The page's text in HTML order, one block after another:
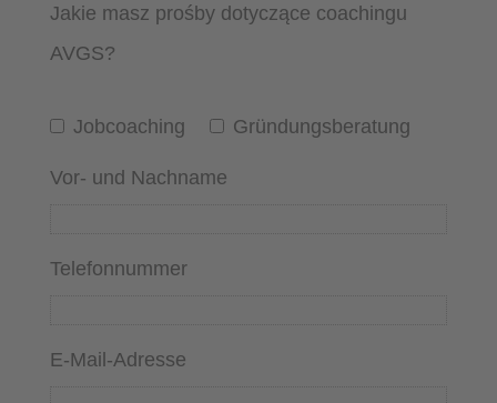
Jakie masz prośby dotyczące coachingu
AVGS?
Jobcoaching Gründungsberatung
Vor- und Nachname
Telefonnummer
E-Mail-Adresse